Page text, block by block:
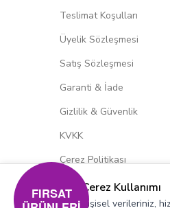
Teslimat Koşulları
Üyelik Sözleşmesi
Satış Sözleşmesi
Garanti & İade
Gizlilik & Güvenlik
KVKK
Çerez Politikası
Çerez Kullanımı
Kişisel verileriniz,
FIRSAT